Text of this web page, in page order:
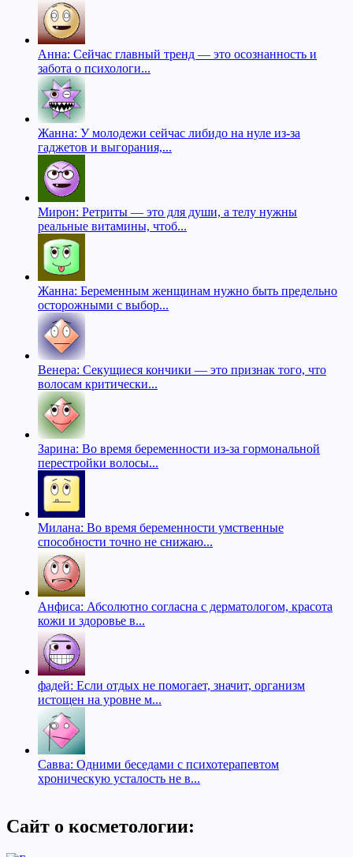
Анна: Сейчас главный тренд — это осознанность и
забота о психологи...
Жанна: У молодежи сейчас либидо на нуле из-за
гаджетов и выгорания,...
Мирон: Ретриты — это для души, а телу нужны
реальные витамины, чтоб...
Жанна: Беременным женщинам нужно быть предельно
осторожными с выбор...
Венера: Секущиеся кончики — это признак того, что
волосам критически...
Зарина: Во время беременности из-за гормональной
перестройки волосы...
Милана: Во время беременности умственные
способности точно не снижаю...
Анфиса: Абсолютно согласна с дерматологом, красота
кожи и здоровье в...
фадей: Если отдых не помогает, значит, организм
истощен на уровне м...
Савва: Одними беседами с психотерапевтом
хроническую усталость не в...
Сайт о косметологии: